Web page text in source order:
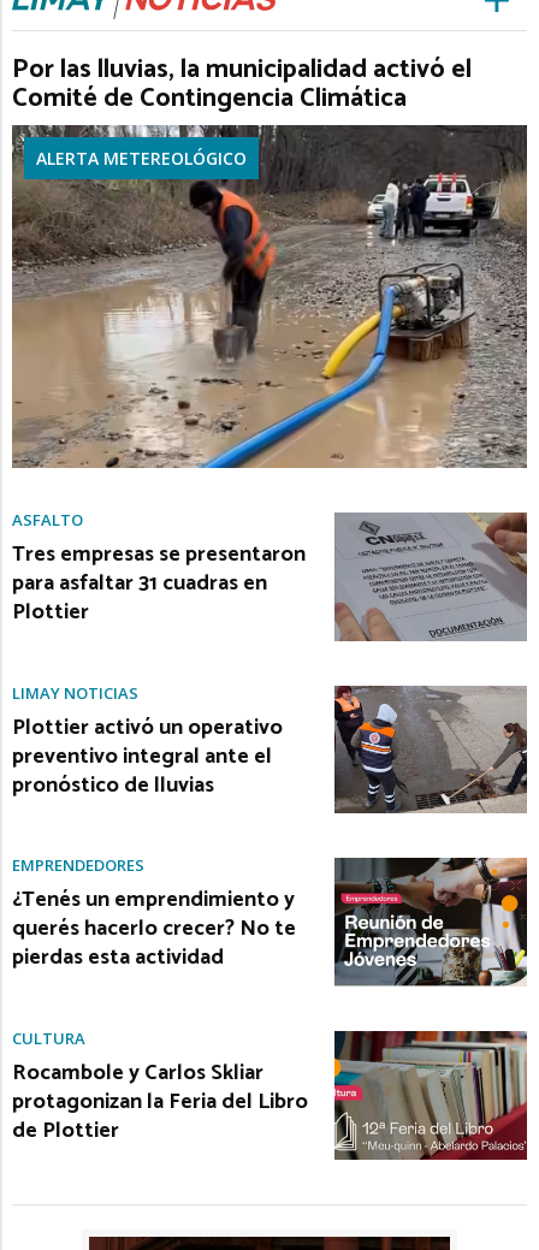
Por las lluvias, la municipalidad activó el
Comité de Contingencia Climática
ALERTA METEREOLÓGICO
ASFALTO
Tres empresas se presentaron
para asfaltar 31 cuadras en
Plottier
LIMAY NOTICIAS
Plottier activó un operativo
preventivo integral ante el
pronóstico de lluvias
EMPRENDEDORES
¿Tenés un emprendimiento y
querés hacerlo crecer? No te
pierdas esta actividad
CULTURA
Rocambole y Carlos Skliar
protagonizan la Feria del Libro
de Plottier